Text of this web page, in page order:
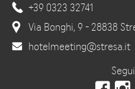
+39 0323 32741
Via Bonghi, 9 - 28838
hotelmeeting@stresa.it